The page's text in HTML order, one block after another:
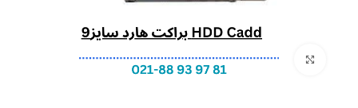
بزرگنمایی تصویر